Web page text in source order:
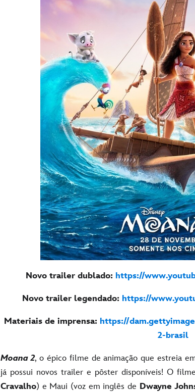
Novo trailer dublado: https://
Novo trailer legendado: https://
Materiais de imprensa: https://
2-brasil
Moana 2, o épico filme de animação que estreia
já possui novos trailer e pôster disponíveis! O
Cravalho) e Maui (voz em inglês de Dwayne